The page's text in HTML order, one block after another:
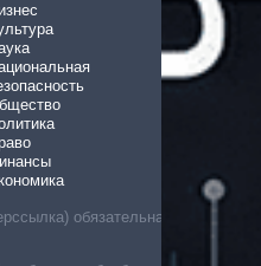
обязательна